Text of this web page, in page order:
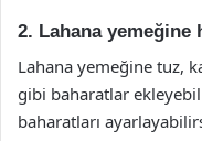
2. Lahana
Lahana yemeğine tuz,
gibi baharatlar
baharatları